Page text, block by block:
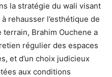
la stratégie du wali visant
rehausser l’esthétique de
Brahim Ouchene a
régulier des espaces
et d’un choix judicieux
aux conditions